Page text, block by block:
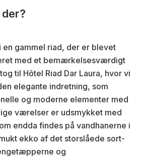
en gammel riad, der er blevet
med et bemærkelsesværdigt
til Hôtel Riad Dar Laura, hvor vi
elegante indretning, som
og moderne elementer med
værelser er udsmykket med
endda findes på vandhanerne i
ekko af det storslåede sort-
og